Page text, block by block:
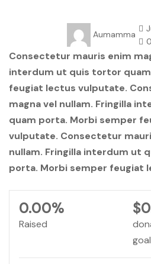
Aumamma
Consectetur mauris enim
interdum ut quis tortor
feugiat lectus vulputate.
magna vel nullam. Fringilla
quam porta. Morbi semper
vulputate. Consectetur
nullam. Fringilla interdum ut
porta. Morbi semper feugiat
0.00%
Raised
goal